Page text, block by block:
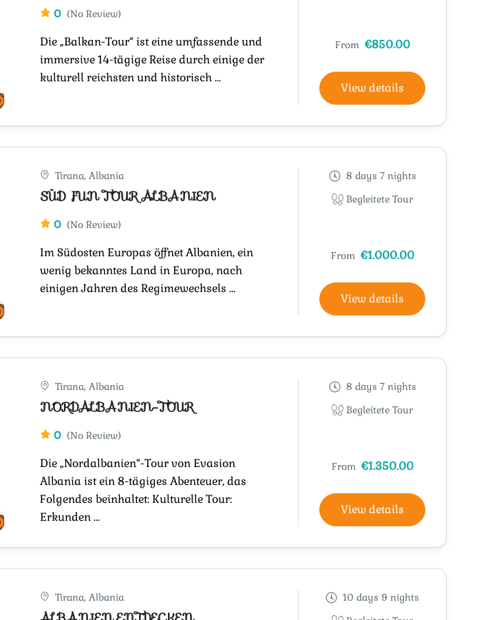
0 (No Review)
Die „Balkan-Tour“ ist eine umfassende und
immersive 14-tägige Reise durch einige der
kulturell reichsten und historisch ...
From €850.00
View details
Tirana, Albania
SÜD FUN TOUR ALBANIEN
0 (No Review)
Im Südosten Europas öffnet Albanien, ein
wenig bekanntes Land in Europa, nach
einigen Jahren des Regimewechsels ...
8 days 7 nights
Begleitete Tour
From €1.000.00
View details
Tirana, Albania
NORDALBANIEN-TOUR
0 (No Review)
Die „Nordalbanien“-Tour von Evasion
Albania ist ein 8-tägiges Abenteuer, das
Folgendes beinhaltet: Kulturelle Tour:
Erkunden ...
8 days 7 nights
Begleitete Tour
From €1.350.00
View details
Tirana, Albania
10 days 9 nights